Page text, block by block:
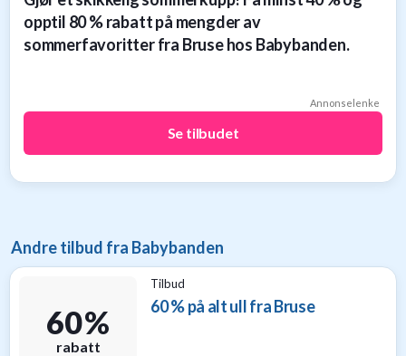
opptil 80 % rabatt på mengder av
sommerfavoritter fra Bruse hos Babybanden.
Annonselenke
Se tilbudet
Andre tilbud fra Babybanden
60 %
rabatt
Tilbud
60 % på alt ull fra Bruse
til
baby
9
barn
Gavetips
til
nybakte